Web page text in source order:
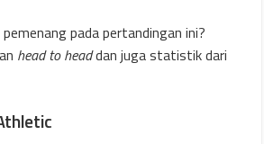
pada pertandingan ini?
head to headdan juga statistik dari